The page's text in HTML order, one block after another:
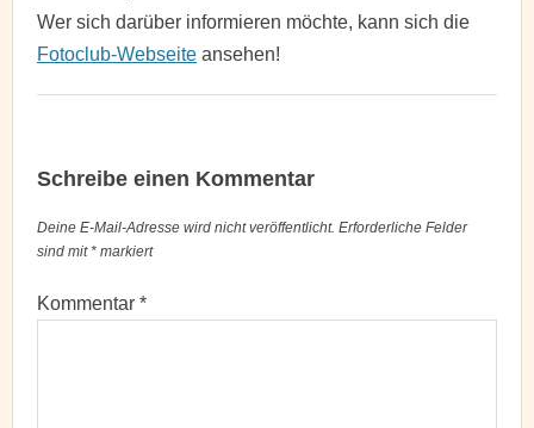
Wer sich darüber informieren möchte, kann sich die
Fotoclub-Webseite ansehen!
Schreibe einen Kommentar
Deine E-Mail-Adresse wird nicht veröffentlicht. Erforderliche Felder
sind mit* markiert
Kommentar *